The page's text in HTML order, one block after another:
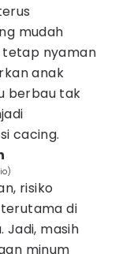
mudah
tetap nyaman
anak
berbau tak
cacing.
risiko
di
Jadi, masih
minum